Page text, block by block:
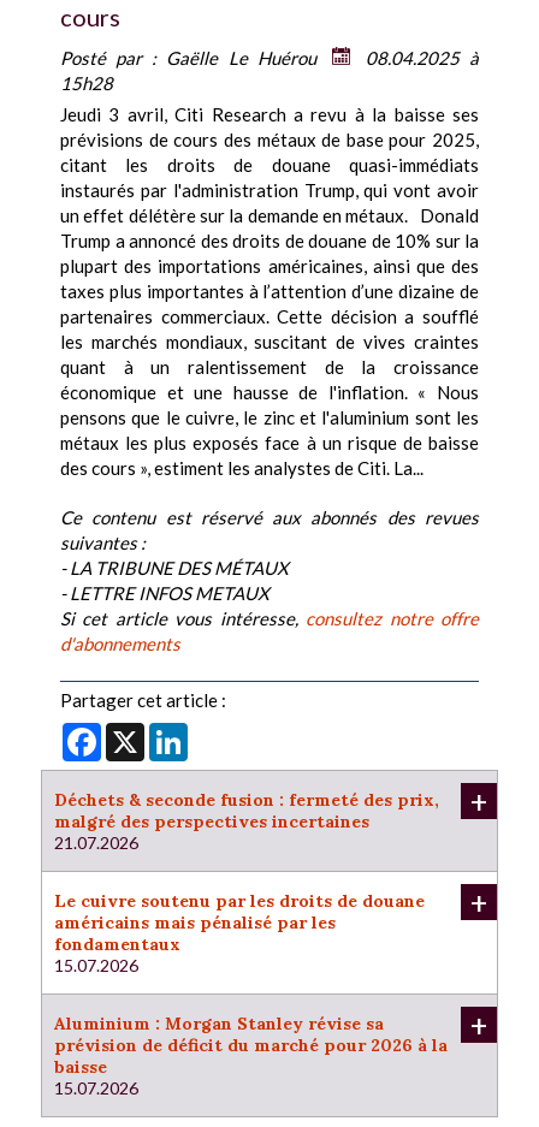
cours
Posté par : Gaëlle Le Huérou
08.04.2025 à
15h28
Jeudi 3 avril, Citi Research a revu à la baisse ses
prévisions de cours des métaux de base pour 2025,
citant les droits de douane quasi-immédiats
instaurés par l'administration Trump, qui vont avoir
un effet délétère sur la demande en métaux. Donald
Trump a annoncé des droits de douane de 10% sur la
plupart des importations américaines, ainsi que des
taxes plus importantes à l’attention d’une dizaine de
partenaires commerciaux. Cette décision a soufflé
les marchés mondiaux, suscitant de vives craintes
quant à un ralentissement de la croissance
économique et une hausse de l'inflation. « Nous
pensons que le cuivre, le zinc et l'aluminium sont les
métaux les plus exposés face à un risque de baisse
des cours », estiment les analystes de Citi. La...
Ce contenu est réservé aux abonnés des revues
suivantes :
- LA TRIBUNE DES MÉTAUX
- LETTRE INFOS METAUX
Si cet article vous intéresse, consultez notre offre
d'abonnements
Partager cet article :
Facebook
X
Déchets & seconde fusion : fermeté des prix,
malgré des perspectives incertaines
21.07.2026
+
Le cuivre soutenu par les droits de douane
américains mais pénalisé par les
fondamentaux
15.07.2026
+
Aluminium : Morgan Stanley révise sa
prévision de déficit du marché pour 2026 à la
baisse
15.07.2026
+